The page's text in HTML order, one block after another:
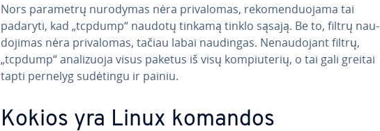
Nors parametrų nurodymas nėra pri­va­lo­mas, re­ko­men­duo­ja­ma tai
padaryti, kad „tcpdump“ naudotų tinkamą tinklo sąsają. Be to, filtrų nau­
do­ji­mas nėra pri­va­lo­mas, tačiau labai naudingas. Ne­nau­do­jant filtrų,
„tcpdump“ ana­li­zuo­ja visus paketus iš visų kom­piu­te­rių, o tai gali greitai
tapti pernelyg sudėtingu ir painiu.
Kokios yra Linux komandos